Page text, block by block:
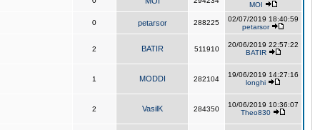
MOI
0 petarsor 288225
02/07/2019 18:40:59
petarsor
2 BATIR 511910
20/06/2019 22:57:22
BATIR
1 MODDI 282104
19/06/2019 14:27:16
longhi
2 VasilK 284350
10/06/2019 10:36:07
Theo830